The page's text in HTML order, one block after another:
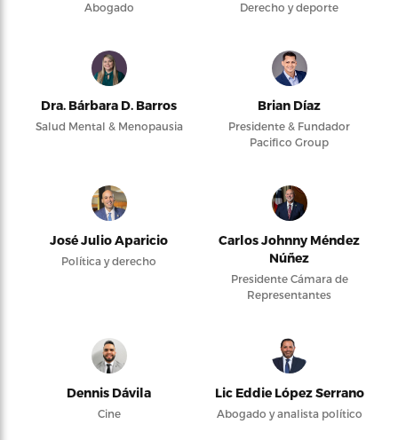
Abogado Derecho y deporte
Dra. Bárbara D. Barros
Salud Mental & Menopausia
Brian Díaz
Presidente & Fundador
Pacifico Group
José Julio Aparicio
Política y derecho
Carlos Johnny Méndez
Núñez
Presidente Cámara de
Representantes
Dennis Dávila
Cine
Lic Eddie López Serrano
Abogado y analista político